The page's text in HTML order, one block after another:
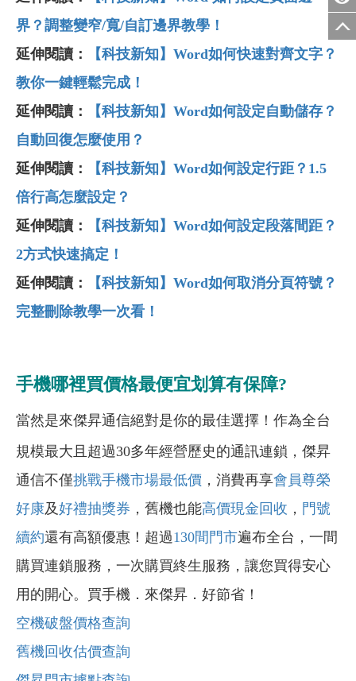
界？調整變窄/寬/自訂邊界教學！
延伸閱讀：
【科技新知】Word如何快速對齊文字？
教你一鍵輕鬆完成！
延伸閱讀：
【科技新知】Word如何設定自動儲存？
自動回復怎麼使用？
延伸閱讀：
【科技新知】Word如何設定行距？1.5
倍行高怎麼設定？
延伸閱讀：
【科技新知】Word如何設定段落間距？
2方式快速搞定！
延伸閱讀：
【科技新知】Word如何取消分頁符號？
完整刪除教學一次看！
手機哪裡買價格最便宜划算有保障?
當然是來傑昇通信絕對是你的最佳選擇！作為全台
規模最大且超過30多年經營歷史的通訊連鎖，傑昇
通信不僅挑戰手機市場最低價 ，消費再享會員尊榮
好康及好禮抽獎券 ，舊機也能高價現金回收 ， 門號
續約還有高額優惠！超過130間門市遍布全台，一間
購買連鎖服務，一次購買終生服務，讓您買得安心
用的開心。買手機．來傑昇．好節省！
空機破盤價格查詢
舊機回收估價查詢